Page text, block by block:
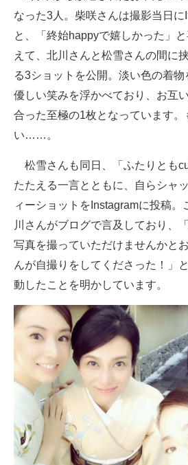
モノづくり技術者専門サイト
エレクトロニクス専門サイト
電子設計の基本と応用
エネルギーの専門メディア
建設×テクノロジーの最前線
ちょっと気になるネットの話題
なった3人。柴咲さんは撮影当日に
と、「終始happyで嬉しかった」
えて、北川さんと松雪さんの間に
る3ショットを公開。淡い色の着
優しい笑みを浮かべており、お互
合った至極の1枚となっています。
い……。
松雪さんも同日、「ふたりとも
たたえる一言とともに、自らシャ
ィーショットをInstagramに投稿。
川さんがブログで言及しており、
写真を撮っていただけませんかと
んが自撮りをしてくださった！」
動したことを明かしています。